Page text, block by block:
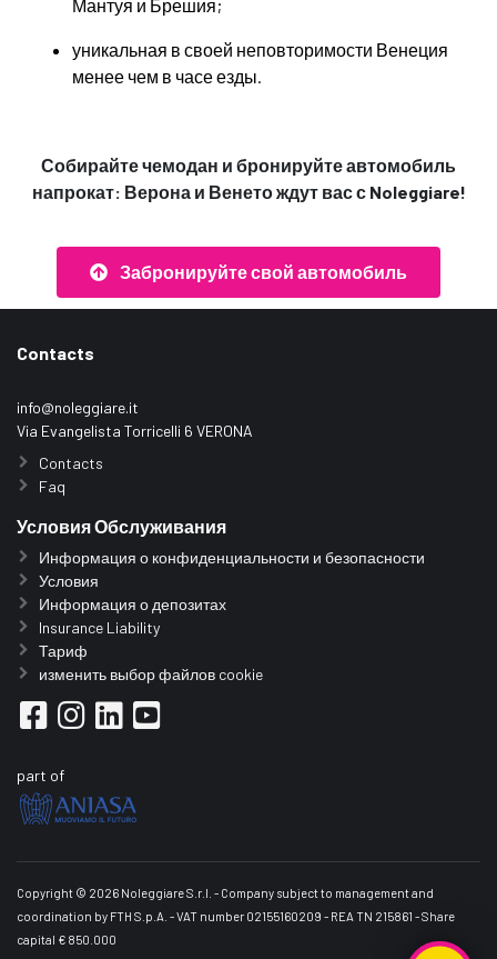
Мантуя и Брешия;
уникальная в своей неповторимости Венеция
менее чем в часеезды.
Собирайте чемодан и бронируйте автомобиль
напрокат: Верона и Венето ждут вас с Noleggiare!
Забронируйте свой автомобиль
Contacts
info@noleggiare.it
Via Evangelista Torricelli 6 VERONA
Contacts
Faq
Условия Обслуживания
Информация о конфиденциальности и безопасности
Условия
Информация о депозитах
Insurance Liability
Тариф
изменить выбор файлов cookie
part of
Copyright © 2026 Noleggiare S.r.l. - Company subject to management and
coordination by FTH S.p.A. - VAT number 02155160209 - REA TN 215861 - Share
capital € 850.000